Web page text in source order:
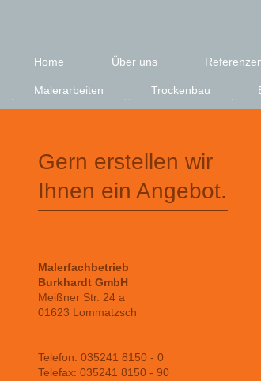
Home Über uns
Malerarbeiten Trockenbau
Gern erstellen wir
Ihnen ein Angebot.
Malerfachbetrieb
Burkhardt GmbH
Meißner Str. 24 a
01623 Lommatzsch
Telefon: 035241 8150 - 0
Telefax: 035241 8150 - 90